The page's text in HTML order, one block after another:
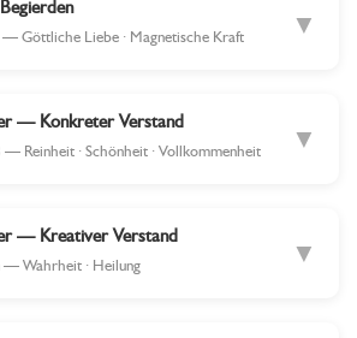
— Göttliche Liebe · Magnetische Kraft ▼
— Konkreter Verstand
Reinheit · Schönheit · Vollkommenheit ▼
— Kreativer Verstand
— Wahrheit · Heilung ▼